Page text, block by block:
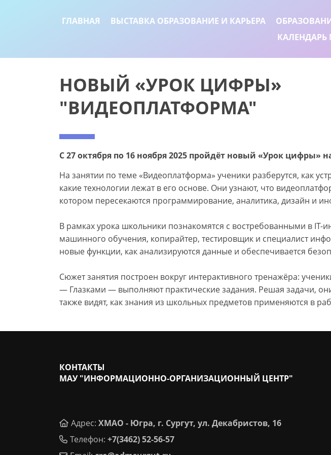
ГЛАВНАЯ ВЫСТАВКА ОБРАЗОВАНИЕ И КАРЬЕРА
НОВЫЙ «УРОК ЦИФРЫ»
"ВИДЕОПЛАТФОРМА"
С 27 октября по 16 ноября 2025 пройдёт новый «Урок цифры»
На занятии по теме «Видеоплатформа» ученики разберутся, как
какие технологии лежат в его основе. Они узнают, что
котором пересекаются программирование, аналитика, дизайн и
В рамках урока школьники познакомятся с востребованными в
машинного обучения, копирайтер, тестировщик и специалист
новые функции, как анализируются данные и обеспечивается
Сюжет занятия построен вокруг интерактивного тренажёра:
— Глазками — выполняют практические задания. Решая задачи,
также видят, как знания из школьных предметов применяются в
КОНТАКТЫ
МАУ "ИНФОРМАЦИОННО-ОРГАНИЗАЦИОННЫЙ ЦЕНТР"
Адрес: ХМАО - Югра, г. Сургут, ул. Декабристов, 16
Телефон: +7(3462) 52-56-57